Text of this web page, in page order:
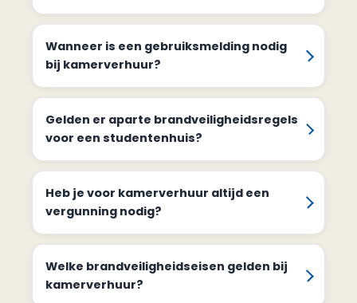
Wanneer is een gebruiksmelding nodig
bij kamerverhuur?
Gelden er aparte brandveiligheidsregels
voor een studentenhuis?
Heb je voor kamerverhuur altijd een
vergunning nodig?
Welke brandveiligheidseisen gelden bij
kamerverhuur?